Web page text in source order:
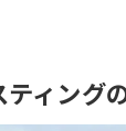
ティング